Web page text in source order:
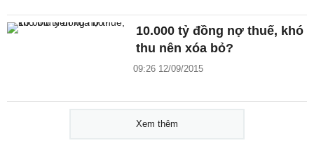
10.000 tỷ đồng nợ thuế, khó
thu nên xóa bỏ?
09:26 12/09/2015
Xem thêm